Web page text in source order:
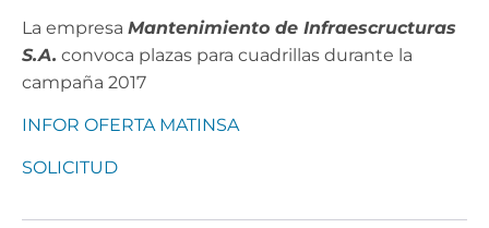
La empresa Mantenimiento de Infraescructuras
S.A. convoca plazas para cuadrillas durante la
campaña 2017
INFOR OFERTA MATINSA
SOLICITUD